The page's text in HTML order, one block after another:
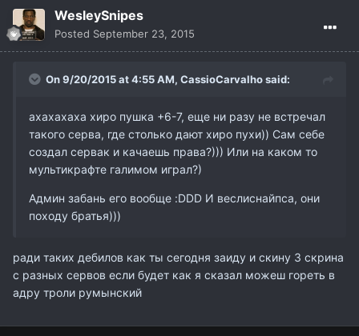
WesleySnipes
Posted September 23, 2015
On 9/20/2015 at 4:55 AM, CassioCarvalhosaid:
ахахахаха хиро пушка +6-7, еще ни разу не встречал
такого серва, где столько дают хиро пухи)) Сам себе
создал сервак и качаешь права?))) Или на каком то
мультикрафте галимом играл?)
Админ забань его вообще :DDD И веслиснайпса, они
походу братья)))
ради таких дебилов как ты сегодня заиду и скину 3 скрина
с разных сервов если будет как я сказал можеш гореть в
адру троли румынский